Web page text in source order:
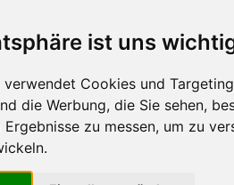
ist uns
verwendet Cookies und
die Werbung, die Sie sehen,
zu messen, um zu
und Hochschule
ILS MatS 6/N Lösungshilfen
Ich verkaufe hier eine
der Note 1,0.